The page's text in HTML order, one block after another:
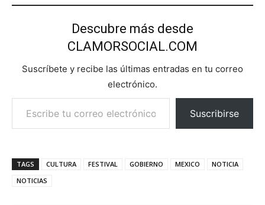
Descubre más desde
CLAMORSOCIAL.COM
Suscríbete y recibe las últimas entradas en tu correo
electrónico.
Escribe tu correo electrónico…
Suscribirse
TAGS CULTURA FESTIVAL GOBIERNO MEXICO
NOTICIA
NOTICIAS